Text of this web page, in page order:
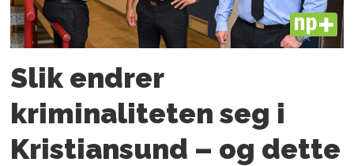
PLUS
Slik endrer
kriminaliteten seg i
Kristiansund – og dette